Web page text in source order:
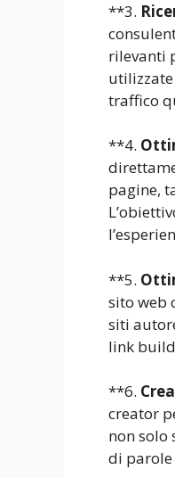
**3.
rilevanti
traffico
**4.
pagine,
**5.
sito web
siti
link
**6.
creator
non solo
di